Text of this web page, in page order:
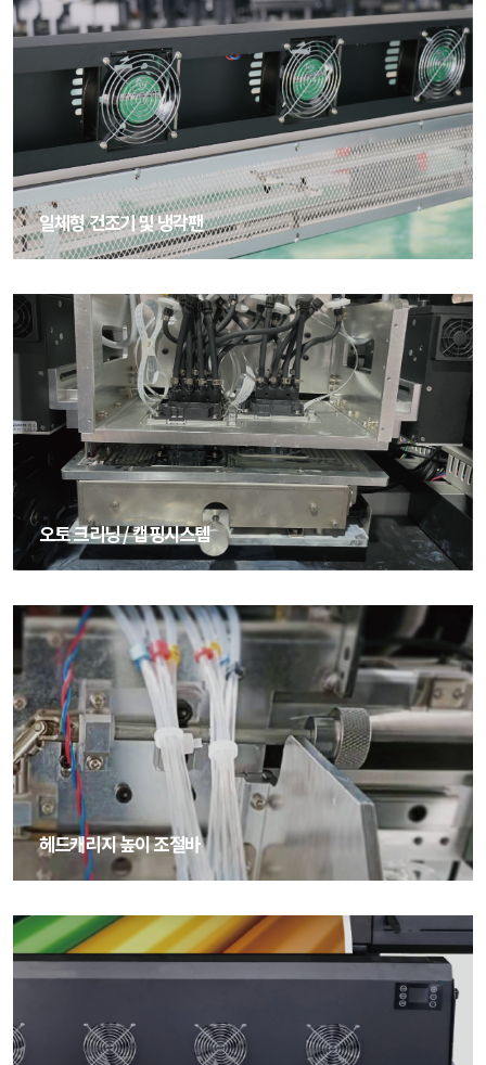
일체형 건조기 및 냉각팬
일체형 건조기 및 냉각팬
오토 크리닝 / 캡핑시스템
오토 크리닝 / 캡핑시스템
헤드캐리지 높이 조절바
헤드캐리지 높이 조절바